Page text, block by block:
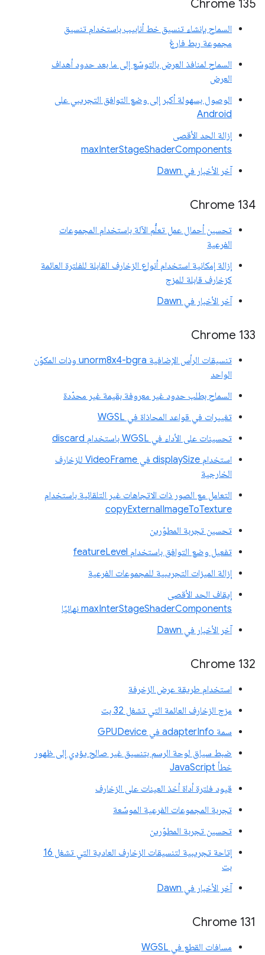
Chrome 135
السماح بإنشاء تنسيق خط أنابيب باستخدام تنسيق
مجموعة ربط فارغ
السماح لمنافذ العرض بالتوسّع إلى ما بعد حدود أهداف
العرض
الوصول بسهولة أكبر إلى وضع التوافق التجريبي على
Android
إزالة الحد الأقصى
maxInterStageShaderComponents
آخر الأخبار في Dawn
Chrome 134
تحسين أحمال عمل تعلُّم الآلة باستخدام المجموعات
الفرعية
إزالة إمكانية استخدام أنواع الزخارف القابلة للفلترة العائمة
كزخارف قابلة للمزج
آخر الأخبار في Dawn
Chrome 133
تنسيقات الرأس الإضافية unorm8x4-bgra وذات المكوّن
الواحد
السماح بطلب حدود غير معروفة بقيمة غير محدّدة
تغييرات في قواعد المحاذاة في WGSL
تحسينات على الأداء في WGSL باستخدام discard
استخدام displaySize في VideoFrame للزخارف
الخارجية
التعامل مع الصور ذات الاتجاهات غير التلقائية باستخدام
copyExternalImageToTexture
تحسين تجربة المطوّرين
تفعيل وضع التوافق باستخدام featureLevel
إزالة الميزات التجريبية للمجموعات الفرعية
إيقاف الحد الأقصى
maxInterStageShaderComponents نهائيًا
آخر الأخبار في Dawn
Chrome 132
استخدام طريقة عرض الزخرفة
مزج الزخارف العائمة التي تشغل 32 بت
سمة adapterInfo في GPUDevice
ضبط سياق لوحة الرسم بتنسيق غير صالح يؤدي إلى ظهور
خطأ JavaScript
قيود فلترة أداة أخذ العينات على الزخارف
تجربة المجموعات الفرعية الموسّعة
تحسين تجربة المطوّرين
إتاحة تجريبية لتنسيقات الزخارف العادية التي تشغل 16
بت
آخر الأخبار في Dawn
Chrome 131
مسافات القطع في WGSL